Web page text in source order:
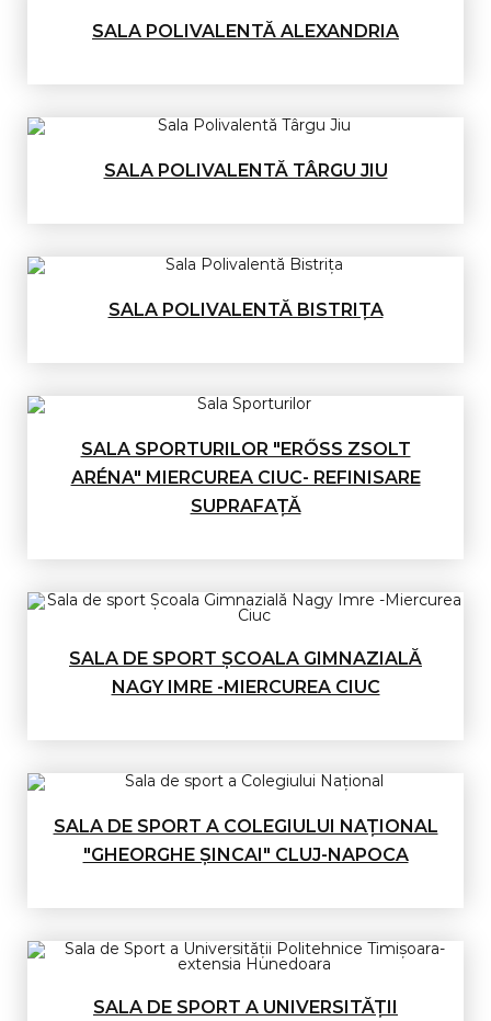
SALA POLIVALENTĂ ALEXANDRIA
SALA POLIVALENTĂ TÂRGU JIU
SALA POLIVALENTĂ BISTRIȚA
SALA SPORTURILOR "ERŐSS ZSOLT
ARÉNA" MIERCUREA CIUC- REFINISARE
SUPRAFAȚĂ
SALA DE SPORT ŞCOALA GIMNAZIALĂ
NAGY IMRE -MIERCUREA CIUC
SALA DE SPORT A COLEGIULUI NAŢIONAL
"GHEORGHE ŞINCAI" CLUJ-NAPOCA
SALA DE SPORT A UNIVERSITĂȚII